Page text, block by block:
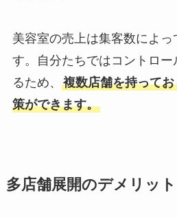
美容室の売上は集客数によっ
す。自分たちではコントロ
るため、 複数店舗を持って
策ができます。
多店舗展開のデメリット